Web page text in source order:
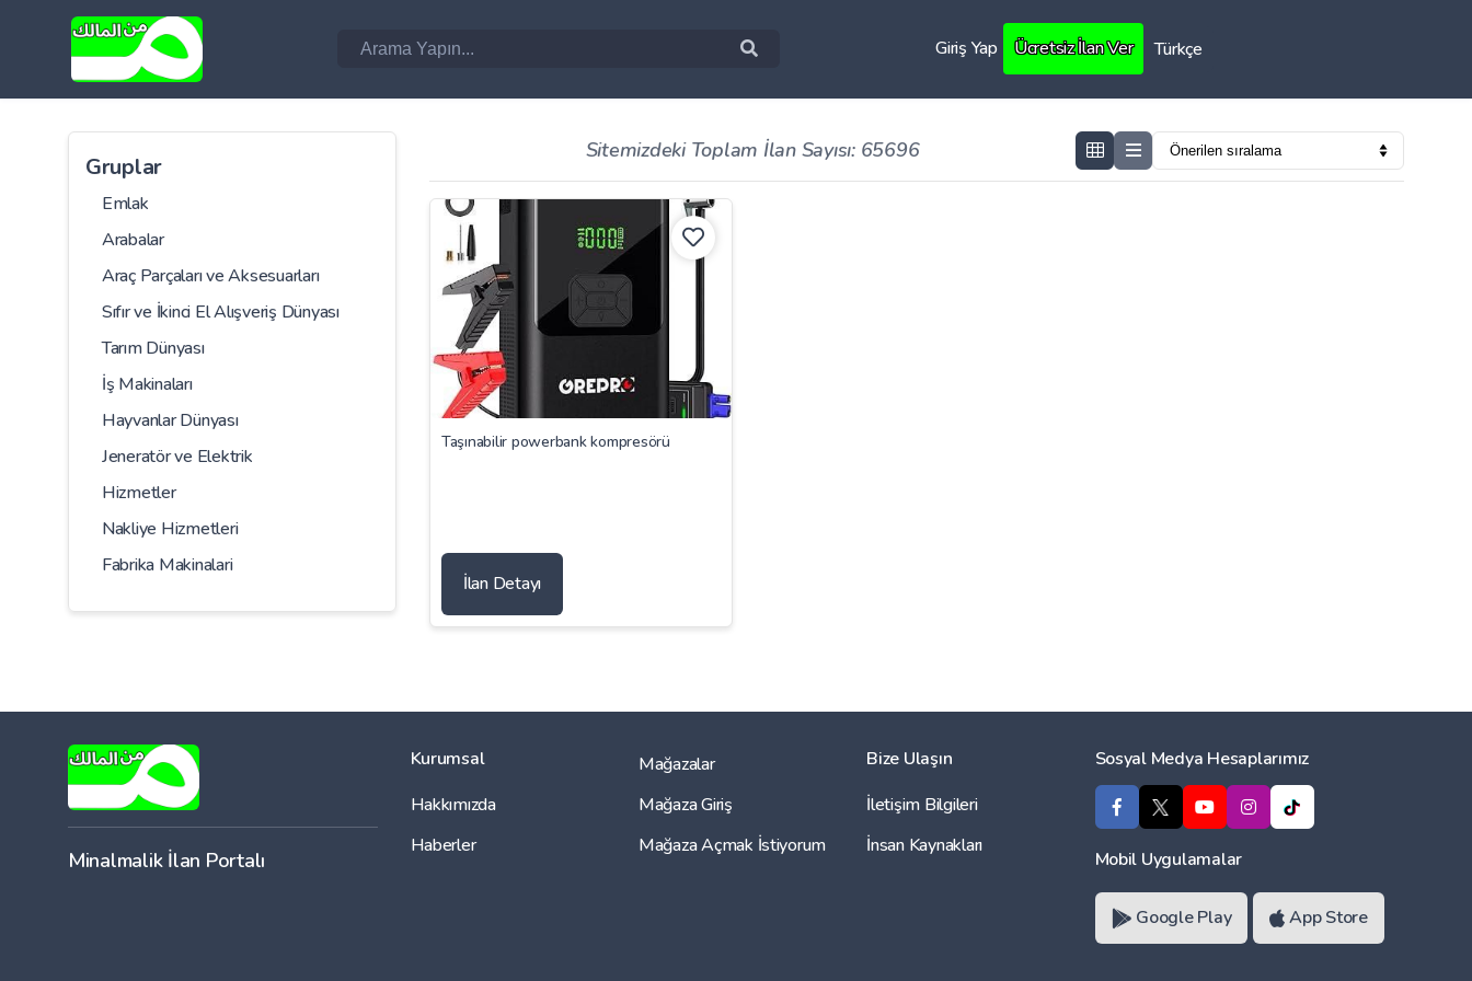
Giriş Yap Ücretsiz İlan Ver Türkçe
Gruplar
Emlak
Arabalar
Araç Parçaları ve Aksesuarları
Sıfır ve İkinci El Alışveriş Dünyası
Tarım Dünyası
İş Makinaları
Hayvanlar Dünyası
Jeneratör ve Elektrik
Hizmetler
Nakliye Hizmetleri
Fabrika Makinalari
Sitemizdeki Toplam İlan Sayısı: 65696
Taşınabilir powerbank kompresörü
İlan Detayı
Minalmalik İlan Portalı
Kurumsal
Hakkımızda
Haberler
Mağazalar
Mağaza Giriş
Mağaza Açmak İstiyorum
Bize Ulaşın
İletişim Bilgileri
İnsan Kaynakları
Sosyal Medya Hesaplarımız
Mobil Uygulamalar
Google Play App Store